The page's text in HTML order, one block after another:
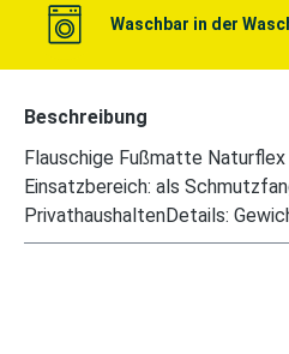
Waschbar in der
Beschreibung
Flauschige Fußmatte
Einsatzbereich: als
PrivathaushaltenDetails: